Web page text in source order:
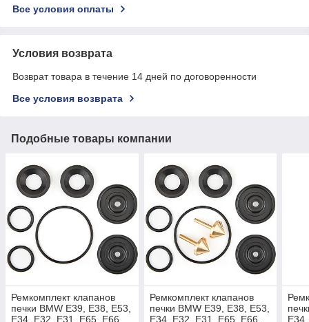
Все условия оплаты
Условия возврата
Возврат товара в течение 14 дней по договоренности
Все условия возврата
Подобные товары компании
Ремкомплект клапанов
печки BMW E39, E38, E53,
E34, E32, E31, E65, E66,
Ремкомплект клапанов
печки BMW E39, E38, E53,
E34, E32, E31, E65, E66,